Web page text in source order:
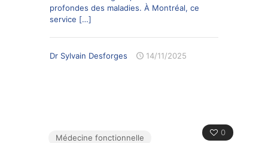
profondes des maladies. À Montréal, ce
service […]
Dr Sylvain Desforges 14/11/2025
0
Médecine fonctionnelle